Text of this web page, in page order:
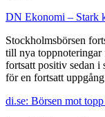
DN Ekonomi – Stark
Stockholmsbörsen
till nya toppnoteringar
fortsatt positiv sedan i
för en fortsatt
di.se: Börsen mot